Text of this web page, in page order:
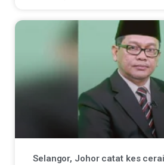
Selangor, Johor catat kes